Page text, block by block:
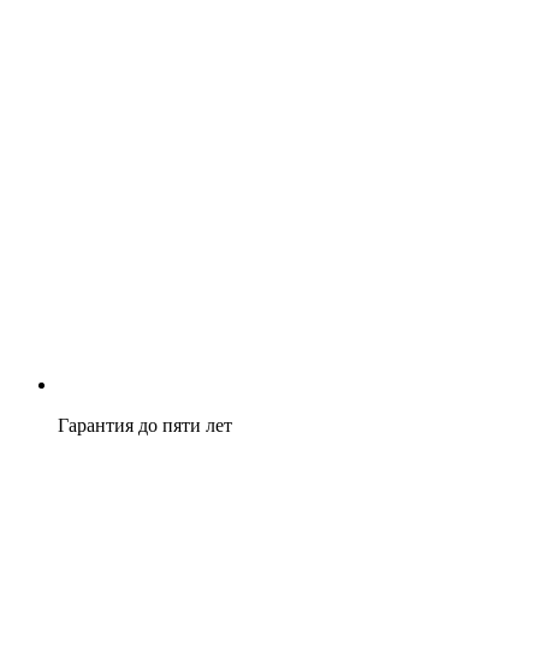
Гарантия до пяти лет